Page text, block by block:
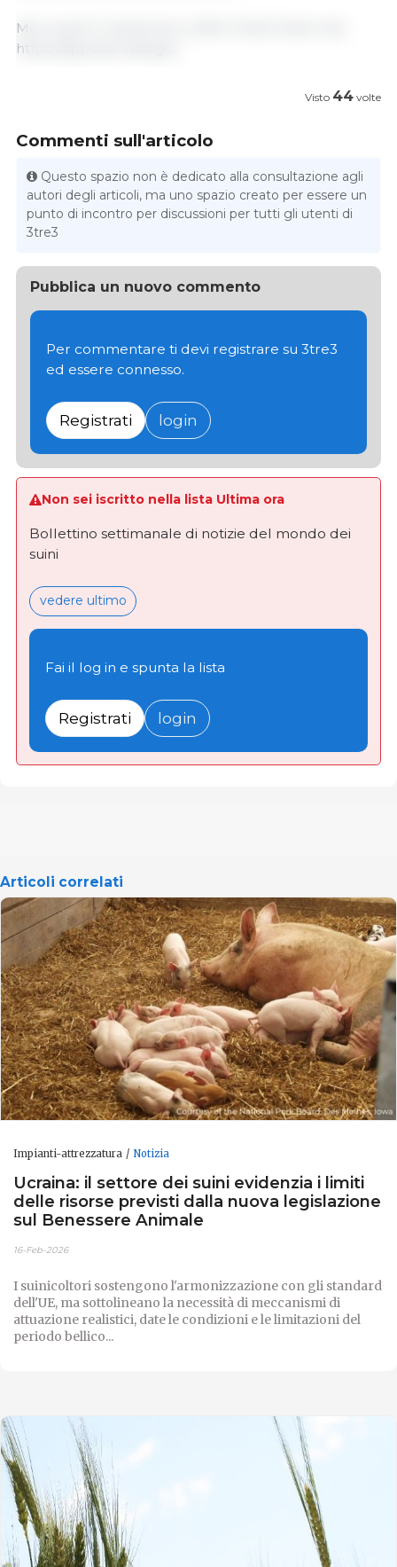
Mercoledì 17 settembre, 2025/ USDA/ Stati Uniti.
https://apps.fas.usda.gov
Visto 44 volte
Commenti sull'articolo
Questo spazio non è dedicato alla consultazione agli
autori degli articoli, ma uno spazio creato per essere un
punto di incontro per discussioni per tutti gli utenti di
3tre3
Pubblica un nuovo commento
Per commentare ti devi registrare su 3tre3
ed essere connesso.
Registrati login
Non sei iscritto nella lista Ultima ora
Bollettino settimanale di notizie del mondo dei
suini
vedere ultimo
Fai il log in e spunta la lista
Registrati login
Articoli correlati
Impianti-attrezzatura Notizia
Ucraina: il settore dei suini evidenzia i limiti
delle risorse previsti dalla nuova legislazione
sul Benessere Animale
16-Feb-2026
I suinicoltori sostengono l'armonizzazione con gli standard
dell'UE, ma sottolineano la necessità di meccanismi di
attuazione realistici, date le condizioni e le limitazioni del
periodo bellico...